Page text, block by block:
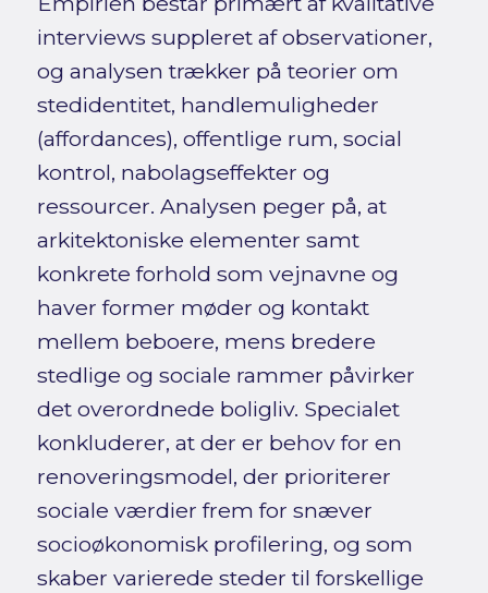
interviews suppleret af observationer,
og analysen trækker på teorier om
stedidentitet, handlemuligheder
(affordances), offentlige rum, social
kontrol, nabolagseffekter og
ressourcer. Analysen peger på, at
arkitektoniske elementer samt
konkrete forhold som vejnavne og
haver former møder og kontakt
mellem beboere, mens bredere
stedlige og sociale rammer påvirker
det overordnede boligliv. Specialet
konkluderer, at der er behov for en
renoveringsmodel, der prioriterer
sociale værdier frem for snæver
socioøkonomisk profilering, og som
skaber varierede steder til forskellige